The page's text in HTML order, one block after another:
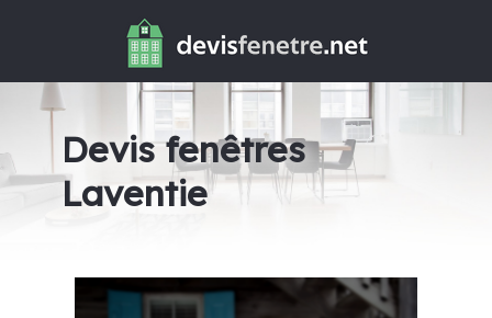
Devis fenêtres
Laventie